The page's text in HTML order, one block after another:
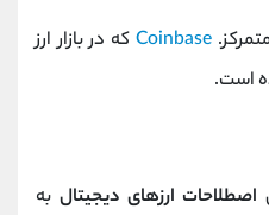
Coinbase که در بازار ارز
است.
اصطلاحات ارزهای دیجیتال به